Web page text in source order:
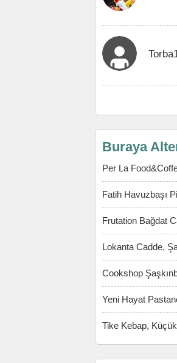
Buraya
Per La
Fatih Havuzbaşı
Frutation Bağdat
Lokanta Cadde,
Cookshop
Yeni Hayat
Tike Kebap,